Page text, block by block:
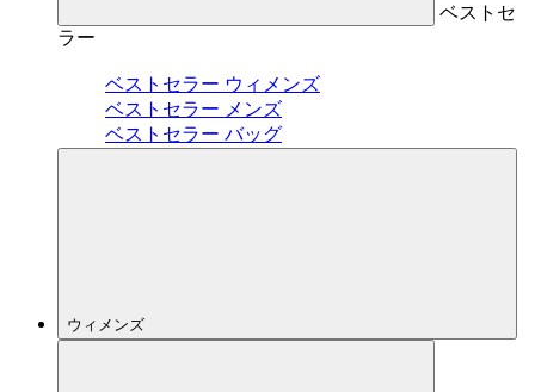
ベストセ
ラー
ベストセラー ウィメンズ
ベストセラー メンズ
ベストセラー バッグ
ウィメンズ